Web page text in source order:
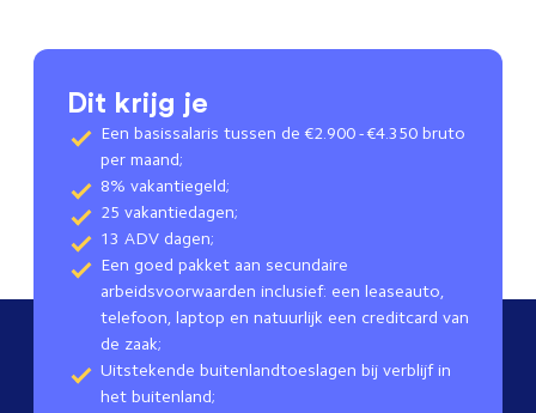
Dit krijg je
Een basissalaris tussen de €2.900 - €4.350 bruto
per maand;
8% vakantiegeld;
25 vakantiedagen;
13 ADV dagen;
Een goed pakket aan secundaire
arbeidsvoorwaarden inclusief: een leaseauto,
telefoon, laptop en natuurlijk een creditcard van
de zaak;
Uitstekende buitenlandtoeslagen bij verblijf in
het buitenland;